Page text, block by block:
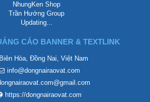
NhungKen Shop
Trần Hướng Group
Updating...
CÁO BANNER & TEXTLINK
Biên Hòa, Đồng Nai, Việt Nam
info@dongnairaovat.com
https://dongnairaovat.com